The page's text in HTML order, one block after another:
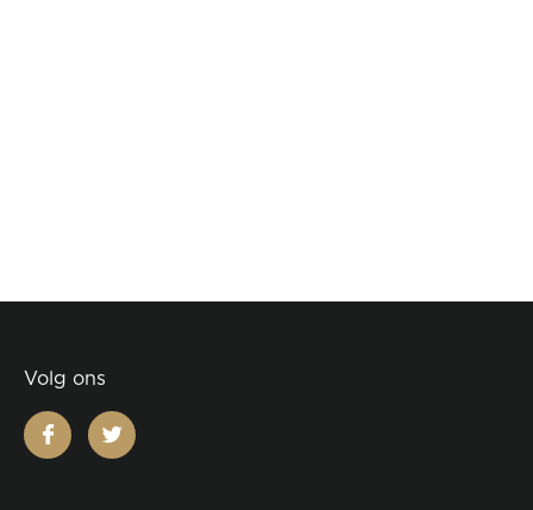
Volg ons
facebooktwitter